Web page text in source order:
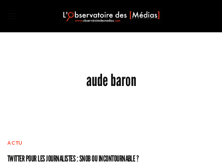
aude baron
ACTU
TWITTER POUR LES JOURNALISTES : SNOB OU INCONTOURNABLE ?